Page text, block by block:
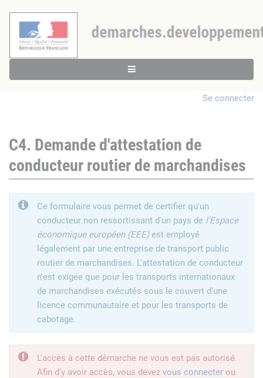
Se connecter
C4. Demande d'attestation de
conducteur routier de marchandises
Ce formulaire vous permet de certifier qu'un
conducteur non ressortissant d'un pays de l'Espace
économique européen (EEE)est employé
légalement par une entreprise de transport public
routier de marchandises. L'attestation de conducteur
n'est exigée que pour les transports internationaux
de marchandises exécutés sous le couvert d'une
licence communautaire et pour les transports de
cabotage.
L'accès à cette démarche ne vous est pas autorisé.
Afin d'y avoir accès, vous devez vous connecter ou